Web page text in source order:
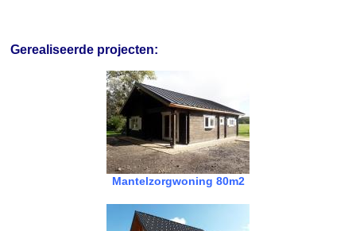
Gerealiseerde projecten:
Mantelzorgwoning 80m2